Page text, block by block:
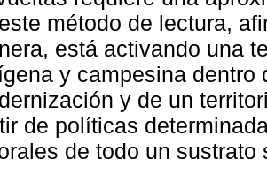
método de lectura,
está activando una
y campesina dentro
y de un
de políticas
de todo un sustrato